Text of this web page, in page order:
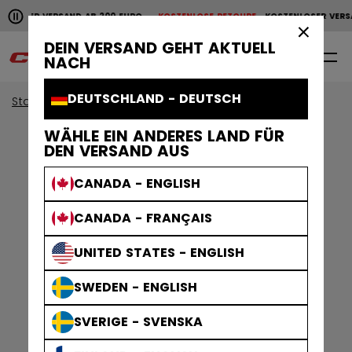
DEIN VERSAND GEHT AKTUELL
NACH
DEUTSCHLAND - DEUTSCH
WÄHLE EIN ANDERES LAND FÜR
DEN VERSAND AUS
CANADA - ENGLISH
CANADA - FRANÇAIS
UNITED STATES - ENGLISH
SWEDEN - ENGLISH
SVERIGE - SVENSKA
Horizontale Bildlaufanimation anhalten.
VERSAND AB 200 EUROKOSTENLOSE RETOURE KOSTENLOSER
KOSTENLOSER VERSAND AB 200 EURO KOSTENLOSE
0
Start Zubehör